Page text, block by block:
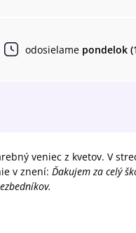
odosielame pondelok
veniec z kvetov. V
v znení: Ďakujem za celý